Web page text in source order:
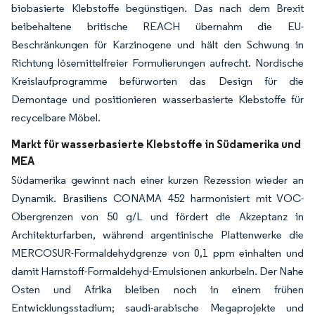
biobasierte Klebstoffe begünstigen. Das nach dem Brexit
beibehaltene britische REACH übernahm die EU-
Beschränkungen für Karzinogene und hält den Schwung in
Richtung lösemittelfreier Formulierungen aufrecht. Nordische
Kreislaufprogramme befürworten das Design für die
Demontage und positionieren wasserbasierte Klebstoffe für
recycelbare Möbel.
Markt für wasserbasierte Klebstoffe in Südamerika und
MEA
Südamerika gewinnt nach einer kurzen Rezession wieder an
Dynamik. Brasiliens CONAMA 452 harmonisiert mit VOC-
Obergrenzen von 50 g/L und fördert die Akzeptanz in
Architekturfarben, während argentinische Plattenwerke die
MERCOSUR-Formaldehydgrenze von 0,1 ppm einhalten und
damit Harnstoff-Formaldehyd-Emulsionen ankurbeln. Der Nahe
Osten und Afrika bleiben noch in einem frühen
Entwicklungsstadium; saudi-arabische Megaprojekte und